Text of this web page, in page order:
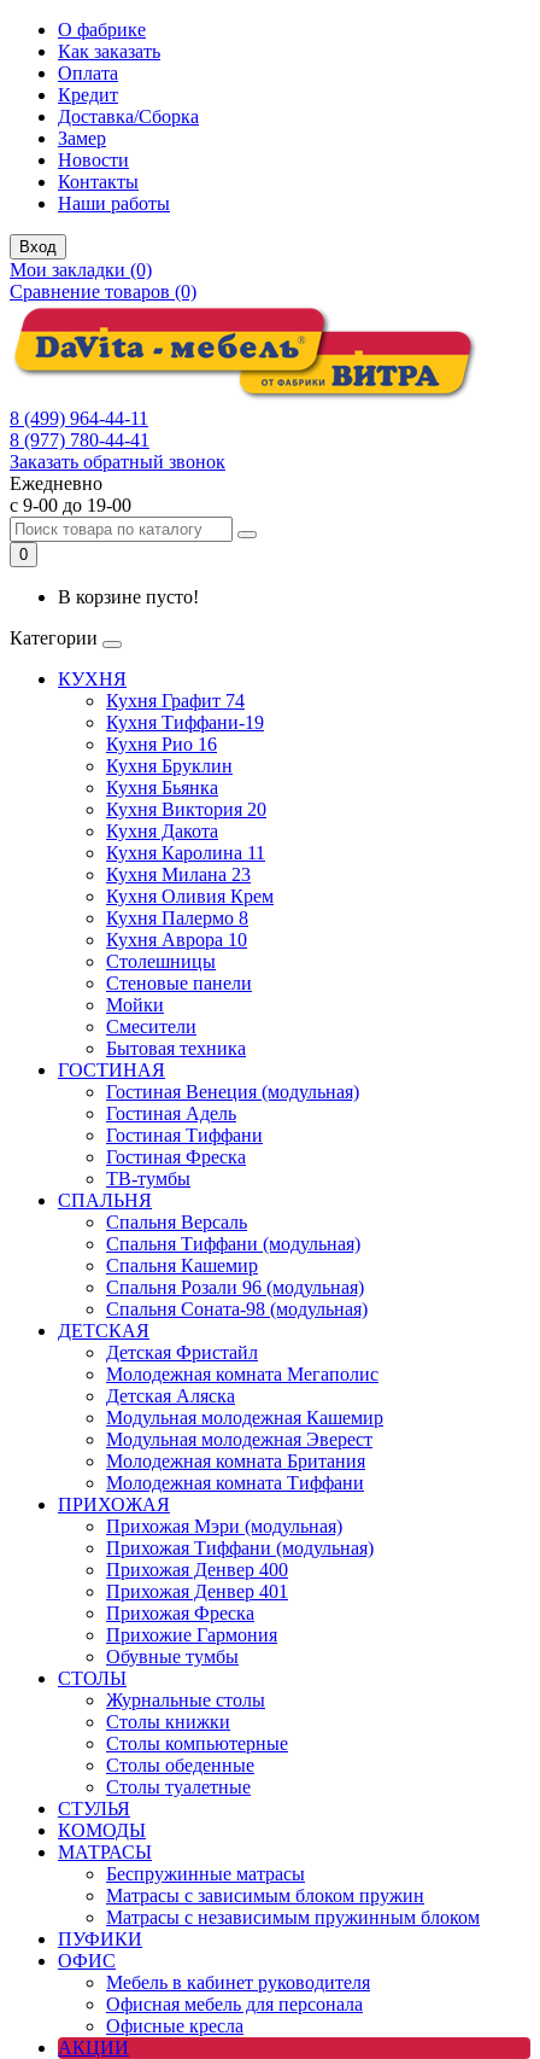
О фабрике
Как заказать
Оплата
Кредит
Доставка/Сборка
Замер
Новости
Контакты
Наши работы
Вход
Мои закладки (0)
Сравнение товаров (0)
8 (499) 964-44-11
8 (977) 780-44-41
Заказать обратный звонок
Ежедневно
с 9-00 до 19-00
0
В корзине пусто!
Категории
КУХНЯ
Кухня Графит 74
Кухня Тиффани-19
Кухня Рио 16
Кухня Бруклин
Кухня Бьянка
Кухня Виктория 20
Кухня Дакота
Кухня Каролина 11
Кухня Милана 23
Кухня Оливия Крем
Кухня Палермо 8
Кухня Аврора 10
Столешницы
Стеновые панели
Мойки
Смесители
Бытовая техника
ГОСТИНАЯ
Гостиная Венеция (модульная)
Гостиная Адель
Гостиная Тиффани
Гостиная Фреска
ТВ-тумбы
СПАЛЬНЯ
Спальня Версаль
Спальня Тиффани (модульная)
Спальня Кашемир
Спальня Розали 96 (модульная)
Спальня Соната-98 (модульная)
ДЕТСКАЯ
Детская Фристайл
Молодежная комната Мегаполис
Детская Аляска
Модульная молодежная Кашемир
Модульная молодежная Эверест
Молодежная комната Британия
Молодежная комната Тиффани
ПРИХОЖАЯ
Прихожая Мэри (модульная)
Прихожая Тиффани (модульная)
Прихожая Денвер 400
Прихожая Денвер 401
Прихожая Фреска
Прихожие Гармония
Обувные тумбы
СТОЛЫ
Журнальные столы
Столы книжки
Столы компьютерные
Столы обеденные
Столы туалетные
СТУЛЬЯ
КОМОДЫ
МАТРАСЫ
Беспружинные матрасы
Матрасы с зависимым блоком пружин
Матрасы с независимым пружинным блоком
ПУФИКИ
ОФИС
Мебель в кабинет руководителя
Офисная мебель для персонала
Офисные кресла
АКЦИИ